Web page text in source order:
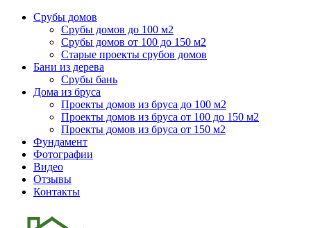
Срубы домов
Срубы домов до 100 м2
Срубы домов от 100 до 150 м2
Старые проекты срубов домов
Бани из дерева
Срубы бань
Дома из бруса
Проекты домов из бруса до 100 м2
Проекты домов из бруса от 100 до 150 м2
Проекты домов из бруса от 150 м2
Фундамент
Фотографии
Видео
Отзывы
Контакты